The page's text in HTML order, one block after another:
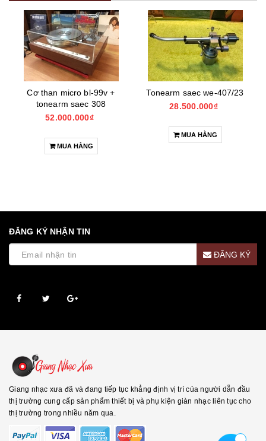
Cơ than micro bl-99v +
tonearm saec 308
52.000.000₫
MUA HÀNG
Tonearm saec we-407/23
28.500.000₫
MUA HÀNG
ĐĂNG KÝ NHẬN TIN
ĐĂNG KÝ
Giang nhạc xưa đã và đang tiếp tục khẳng định vị trí của người dẫn đầu
thị trường cung cấp sản phẩm thiết bị và phụ kiện giàn nhạc liên tục cho
thị trường trong nhiều năm qua.